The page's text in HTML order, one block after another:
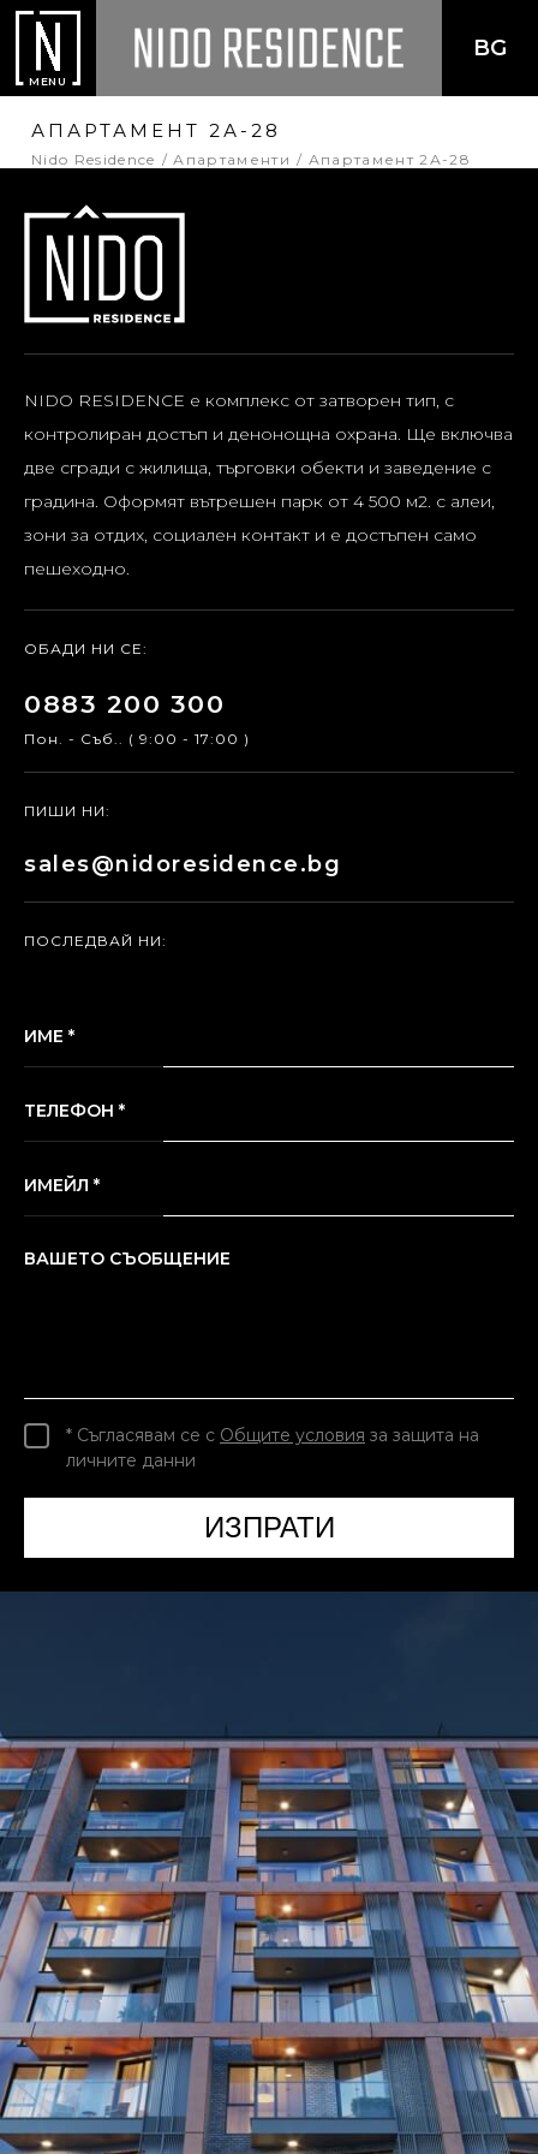
MENU
BG
АПАРТАМЕНТ 2А-28
Nido Residence Апартаменти Апартамент 2А-28
NIDO RESIDENCE е комплекс от затворен тип, с
контролиран достъп и денонощна охрана. Ще включва
две сгради с жилища, търговки обекти и заведение с
градина. Оформят вътрешен парк от 4 500 м2. с алеи,
зони за отдих, социален контакт и е достъпен само
пешеходно.
ОБАДИ НИ СЕ:
0883 200 300
Пон. - Съб.. ( 9:00 - 17:00 )
ПИШИ НИ:
sales@nidoresidence.bg
ПОСЛЕДВАЙ НИ:
ИМЕ *
ТЕЛЕФОН *
ИМЕЙЛ *
ВАШЕТО СЪОБЩЕНИЕ
* Съгласявам се с Общите условия за защита на
личните данни